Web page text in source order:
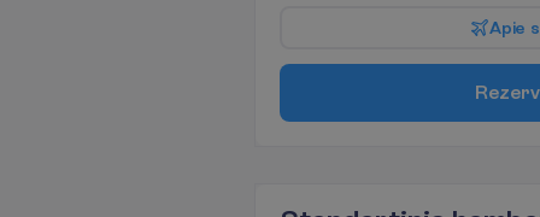
Apie s
Rezerv